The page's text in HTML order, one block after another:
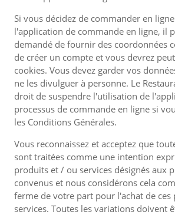
Si vous décidez de commander en
l'application de commande en ligne, il
demandé de fournir des coordonnées
de créer un compte et vous devrez
cookies. Vous devez garder vos
ne les divulguer à personne. Le
droit de suspendre l'utilisation de
processus de commande en ligne si
les Conditions Générales.
Vous reconnaissez et acceptez que
sont traitées comme une intention
produits et / ou services désignés aux
convenus et nous considérons cela
ferme de votre part pour l'achat de ces
services. Toutes les variations doivent